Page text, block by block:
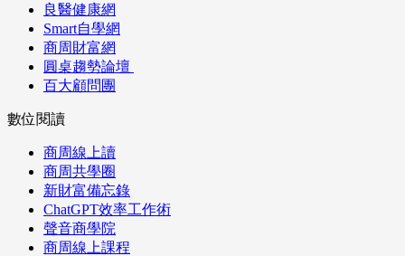
良醫健康網
Smart自學網
商周財富網
圓桌趨勢論壇
百大顧問團
數位閱讀
商周線上讀
商周共學圈
新財富備忘錄
ChatGPT效率工作術
聲音商學院
商周線上課程